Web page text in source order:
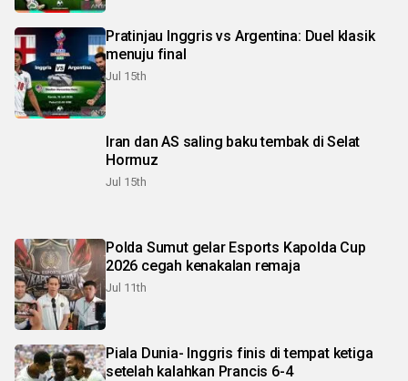
Pratinjau Inggris vs Argentina: Duel klasik
menuju final
Jul 15th
Iran dan AS saling baku tembak di Selat
Hormuz
Jul 15th
Polda Sumut gelar Esports Kapolda Cup
2026 cegah kenakalan remaja
Jul 11th
Piala Dunia- Inggris finis di tempat ketiga
setelah kalahkan Prancis 6-4